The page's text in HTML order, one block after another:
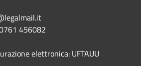
456082
elettronica: UFTAUU